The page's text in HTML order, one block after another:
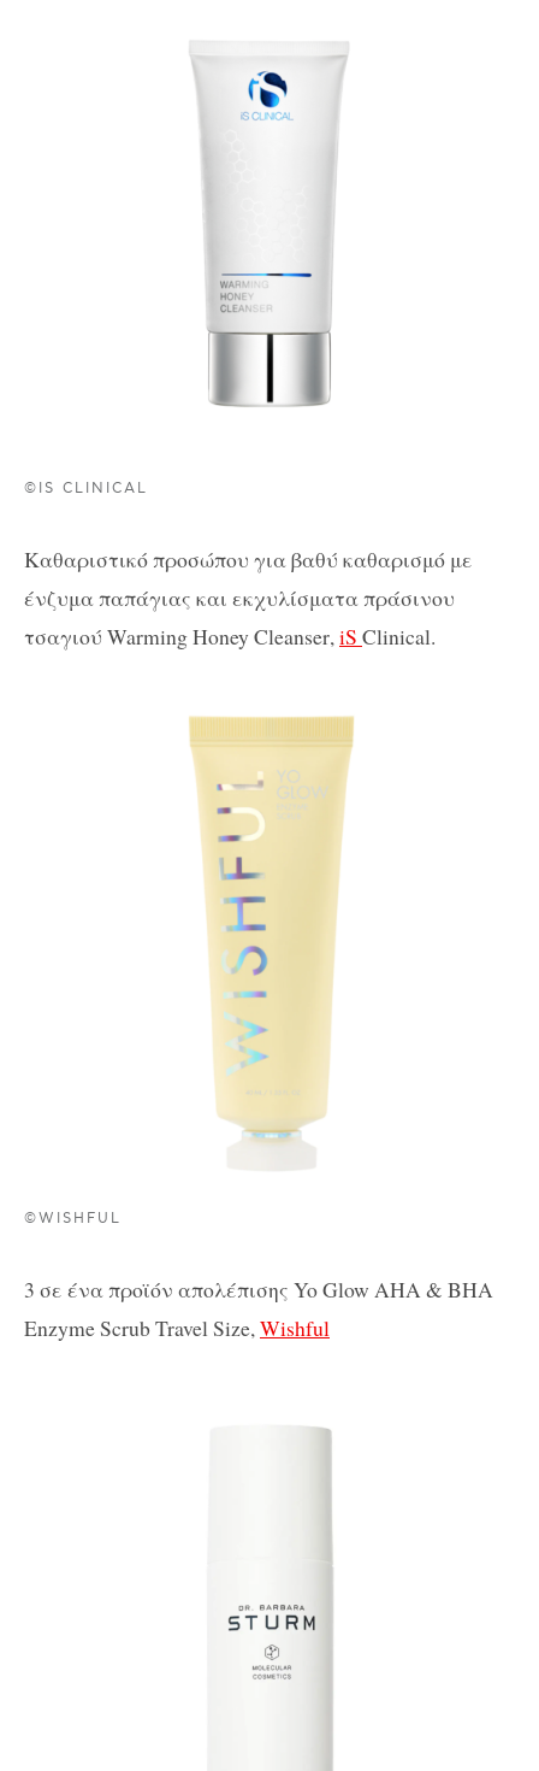
©IS CLINICAL
Καθαριστικό προσώπου για βαθύ καθαρισμό με
ένζυμα παπάγιας και εκχυλίσματα πράσινου
τσαγιού WarmingHoney Cleanser, iS Clinical.
©WISHFUL
3 σε έναπροϊόν απολέπισης Yo Glow AHA & BHA
Enzyme Scrub Travel Size,Wishful